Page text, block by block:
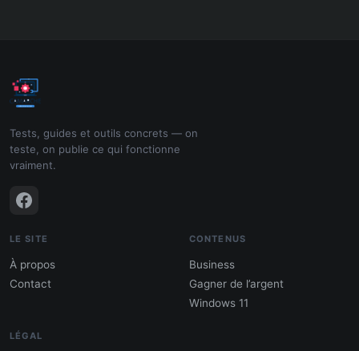
Tests, guides et outils concrets — on
teste, on publie ce qui fonctionne
vraiment.
LE SITE
À propos
Contact
CONTENUS
Business
Gagner de l’argent
Windows 11
LÉGAL